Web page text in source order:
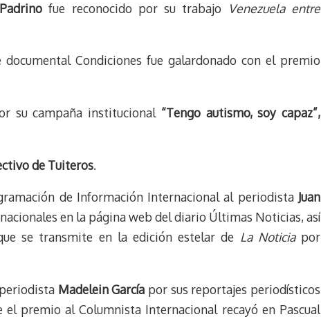
fue reconocido por su trabajo Venezuela entre
Condiciones fue galardonado con el premio
su campaña institucional “Tengo autismo, soy capaz”,
de Tuiteros.
de Información Internacional al periodistaJuan
en la página web del diario Últimas Noticias, así
se transmite en la edición estelar de La Noticia por
Madelein García por sus reportajes periodísticos
premio al Columnista Internacional recayó en Pascual